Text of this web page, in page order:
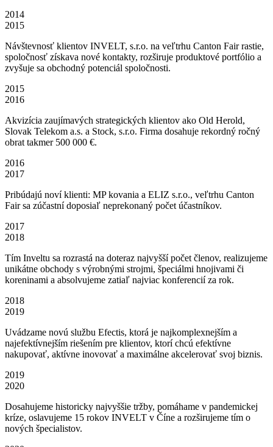
2014
2015
Návštevnosť klientov INVELT, s.r.o. na veľtrhu Canton Fair rastie,
spoločnosť získava nové kontakty, rozširuje produktové portfólio a
zvyšuje sa obchodný potenciál spoločnosti.
2015
2016
Akvizícia zaujímavých strategických klientov ako Old Herold,
Slovak Telekom a.s. a Stock, s.r.o. Firma dosahuje rekordný ročný
obrat takmer 500 000 €.
2016
2017
Pribúdajú noví klienti: MP kovania a ELIZ s.r.o., veľtrhu Canton
Fair sa zúčastní doposiaľ neprekonaný počet účastníkov.
2017
2018
Tím Inveltu sa rozrastá na doteraz najvyšší počet členov, realizujeme
unikátne obchody s výrobnými strojmi, špeciálmi hnojivami či
koreninami a absolvujeme zatiaľ najviac konferencií za rok.
2018
2019
Uvádzame novú službu Efectis, ktorá je najkomplexnejším a
najefektívnejším riešením pre klientov, ktorí chcú efektívne
nakupovať, aktívne inovovať a maximálne akcelerovať svoj biznis.
2019
2020
Dosahujeme historicky najvyššie tržby, pomáhame v pandemickej
kríze, oslavujeme 15 rokov INVELT v Číne a rozširujeme tím o
nových špecialistov.